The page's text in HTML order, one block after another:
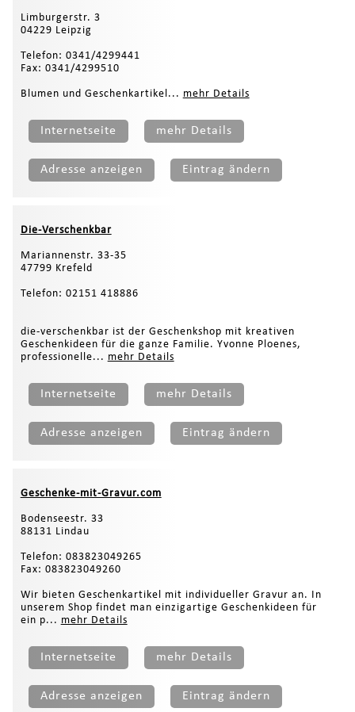
Limburgerstr. 3
04229 Leipzig
Telefon: 0341/4299441
Fax: 0341/4299510
Blumen und Geschenkartikel... mehr Details
Internetseite mehr Details
Adresse anzeigen Eintrag ändern
Die-Verschenkbar
Mariannenstr. 33-35
47799 Krefeld
Telefon: 02151 418886
die-verschenkbar ist der Geschenkshop mit kreativen
Geschenkideen für die ganze Familie. Yvonne Ploenes,
professionelle... mehr Details
Internetseite mehr Details
Adresse anzeigen Eintrag ändern
Geschenke-mit-Gravur.com
Bodenseestr. 33
88131 Lindau
Telefon: 083823049265
Fax: 083823049260
Wir bieten Geschenkartikel mit individueller Gravur an. In
unserem Shop findet man einzigartige Geschenkideen für
ein p... mehr Details
Internetseite mehr Details
Adresse anzeigen Eintrag ändern